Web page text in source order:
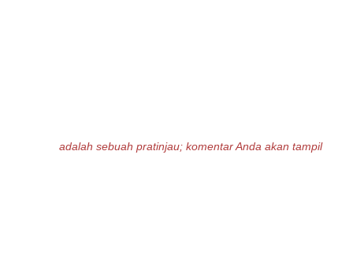
adalah sebuah pratinjau; komentar Anda akan tampil